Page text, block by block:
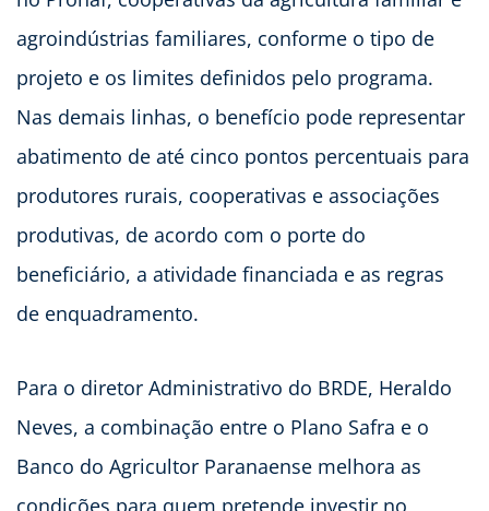
agroindústrias familiares, conforme o tipo de
projeto e os limites definidos pelo programa.
Nas demais linhas, o benefício pode representar
abatimento de até cinco pontos percentuais para
produtores rurais, cooperativas e associações
produtivas, de acordo com o porte do
beneficiário, a atividade financiada e as regras
de enquadramento.
Para o diretor Administrativo do BRDE, Heraldo
Neves, a combinação entre o Plano Safra e o
Banco do Agricultor Paranaense melhora as
condições para quem pretende investir no